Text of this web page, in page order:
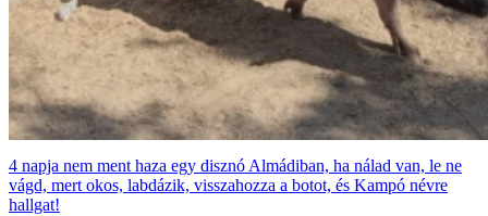
4 napja nem ment haza egy disznó Almádiban, ha nálad van, le ne
vágd, mert okos, labdázik, visszahozza a botot, és Kampó névre
hallgat!